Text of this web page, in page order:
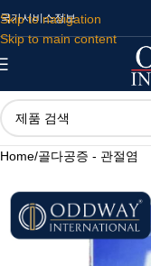
Skip to navigation
Skip to main content
국가서비스정보
Home/골다공증 - 관절염